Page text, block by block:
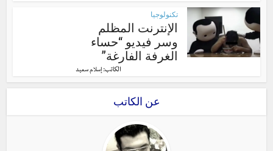
تكنولوجيا
الإنترنت المظلم
وسر فيديو “حساء
الغرفة الفارغة”
الكاتب: إسلام سعيد
عن الكاتب